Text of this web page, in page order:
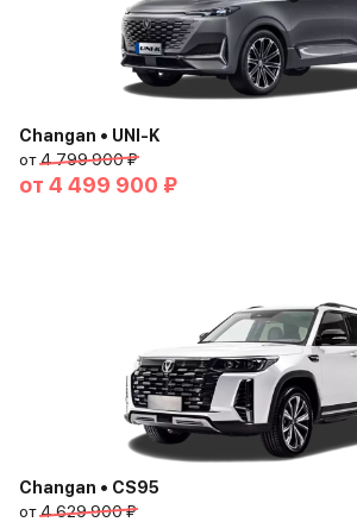
Changan • UNI-K
от4 799 900 ₽
от 4 499 900 ₽
Changan • CS95
от4 629 900 ₽